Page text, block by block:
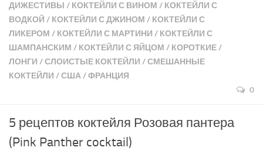
ДИЖЕСТИВЫ / КОКТЕЙЛИ С ВИНОМ / КОКТЕЙЛИ С
ВОДКОЙ / КОКТЕЙЛИ С ДЖИНОМ / КОКТЕЙЛИ С
ЛИКЕРОМ / КОКТЕЙЛИ С МАРТИНИ / КОКТЕЙЛИ С
ШАМПАНСКИМ / КОКТЕЙЛИ С ЯЙЦОМ / КОРОТКИЕ/
ЛОНГИ /СЛОИСТЫЕ КОКТЕЙЛИ /СМЕШАННЫЕ
КОКТЕЙЛИ /США/ФРАНЦИЯ
0
5 рецептов коктейля Розовая пантера
(Pink Panther cocktail)